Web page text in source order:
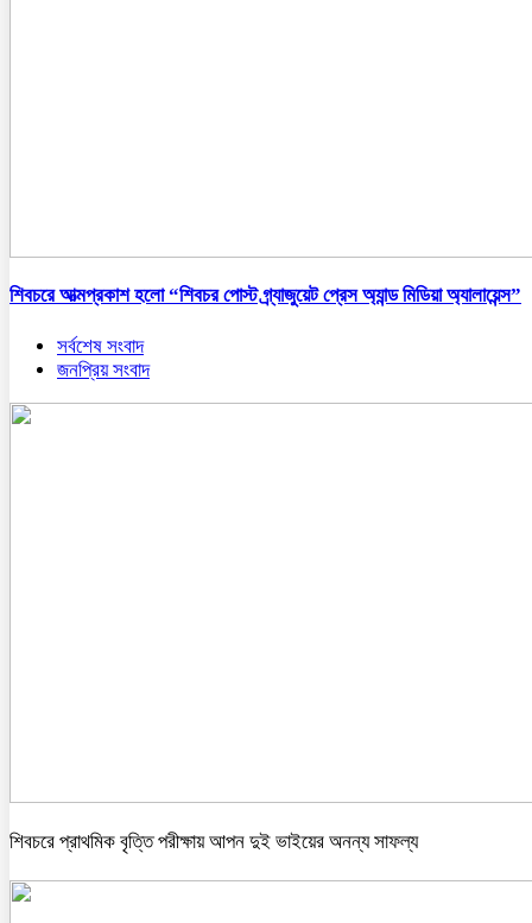
শিবচরে আত্মপ্রকাশ হলো “শিবচর পোস্ট গ্র্যাজুয়েট প্রেস অ্যান্ড মিডিয়া অ্যালায়েন্স”
সর্বশেষ সংবাদ
জনপ্রিয় সংবাদ
শিবচরে প্রাথমিক বৃত্তি পরীক্ষায় আপন দুই ভাইয়ের অনন্য সাফল্য